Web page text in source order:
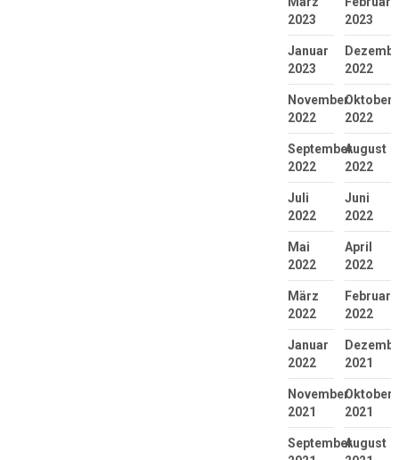
2023
2023
Januar
2023
2022
November
2022
Oktober
2022
September
2022
August
2022
Juli
2022
Juni
2022
Mai
2022
April
2022
März
2022
Februar
2022
Januar
2022
2021
November
2021
Oktober
2021
SeptemberAugust